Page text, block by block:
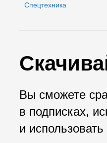
Спецтехника
Вы сможете
в подписках,
и